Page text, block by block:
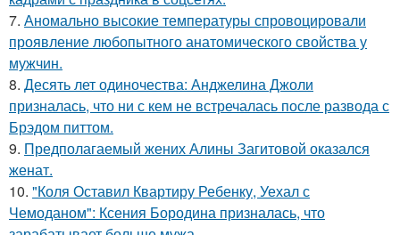
7. Аномально высокие температуры спровоцировали
проявление любопытного анатомического свойства у
мужчин.
8. Десять лет одиночества: Анджелина Джоли
призналась, что ни с кем не встречалась после развода с
Брэдом питтом.
9. Предполагаемый жених Алины Загитовой оказался
женат.
10. "Коля Оставил Квартиру Ребенку, Уехал с
Чемоданом": Ксения Бородина призналась, что